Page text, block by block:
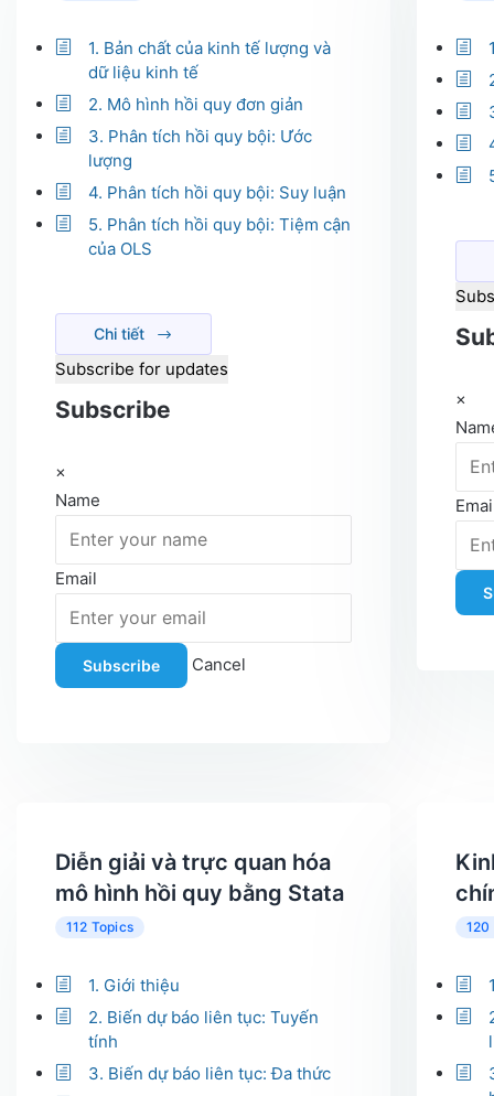
1. Bản chất của kinh tế lượng và
dữ liệu kinh tế
2. Mô hình hồi quy đơn giản
3. Phân tích hồi quy bội: Ước
lượng
4. Phân tích hồi quy bội: Suy luận
5. Phân tích hồi quy bội: Tiệm cận
của OLS
Chi tiết
Subscribe for updates
Subscribe
×
Name
Email
Subscribe Cancel
×
Diễn giải và trực quan hóa
mô hình hồi quy bằng Stata
112 Topics
1. Giới thiệu
2. Biến dự báo liên tục: Tuyến
tính
3. Biến dự báo liên tục: Đa thức
120